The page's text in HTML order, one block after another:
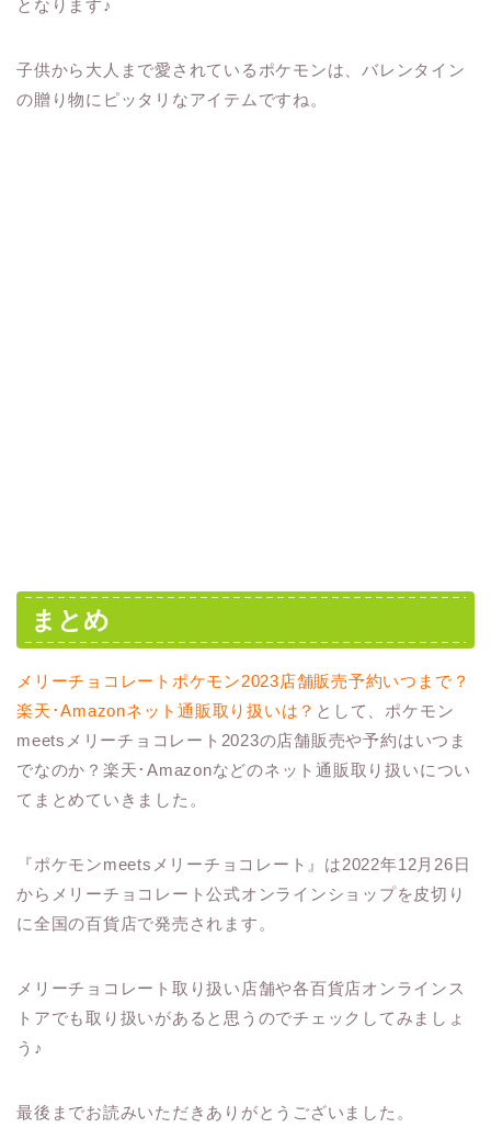
となります♪
子供から大人まで愛されているポケモンは、バレンタイン
の贈り物にピッタリなアイテムですね。
まとめ
メリーチョコレートポケモン2023店舗販売予約いつまで？
楽天･Amazonネット通販取り扱いは？ として、ポケモン
meetsメリーチョコレート2023の店舗販売や予約はいつま
でなのか？楽天･Amazonなどのネット通販取り扱いについ
てまとめていきました。
『ポケモンmeetsメリーチョコレート』は2022年12月26日
からメリーチョコレート公式オンラインショップを皮切り
に全国の百貨店で発売されます。
メリーチョコレート取り扱い店舗や各百貨店オンラインス
トアでも取り扱いがあると思うのでチェックしてみましょ
う♪
最後までお読みいただきありがとうございました。